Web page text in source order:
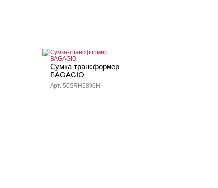
Сумка-трансформер
BAGAGIO
Арт. 50SRH5896H